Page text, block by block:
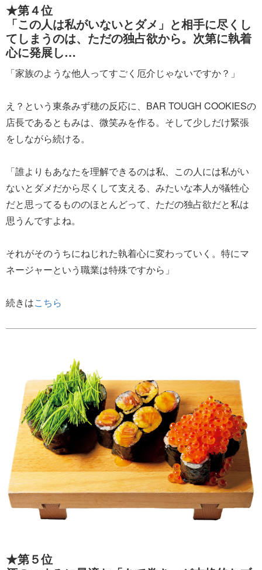
★第４位
「この人は私がいないとダメ」と相手に尽くし
てしまうのは、ただの独占欲から。次第に執着
心に発展し…
「家族のような他人ってすごく厄介じゃないですか？」
え？という東条みず穂の反応に、BAR TOUGH COOKIESの
店長であるともみは、微笑みを作る。そして少しだけ緊張
をしながら続ける。
「誰よりもあなたを理解できるのは私、この人には私がい
ないとダメだから尽くして支える、みたいな本人が犠牲心
だと思ってるもののほとんどって、ただの独占欲だと私は
思うんですよね。
それがそのうちにねじれた執着心に変わっていく。特にマ
ネージャーという職業は特殊ですから」
続きはこちら
★第５位